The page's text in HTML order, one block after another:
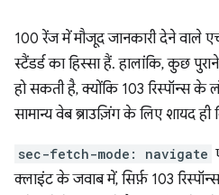
100 रेंज में मौजूद जानकारी देने वाले
स्टैंडर्ड का हिस्सा हैं. हालांकि, कुछ
हो सकती है, क्योंकि 103 रिस्पॉन्स
सामान्य वेब ब्राउज़िंग के लिए शायद ही
sec-fetch-mode: navigate
क्लाइंट के जवाब में, सिर्फ़ 103